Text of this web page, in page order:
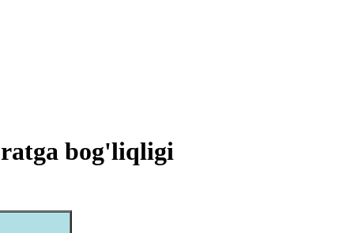
bog'liqligi